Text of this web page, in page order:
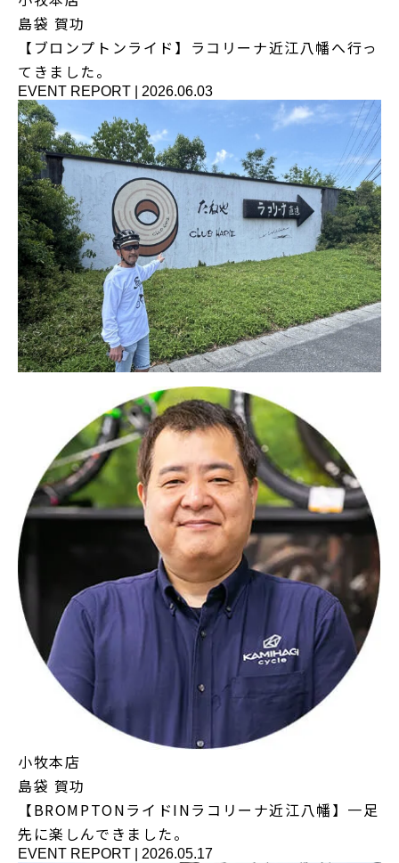
島袋 賀功
【ブロンプトンライド】ラコリーナ近江八幡へ行っ
てきました。
EVENT REPORT 2026.06.03
小牧本店
島袋 賀功
【BROMPTONライドINラコリーナ近江八幡】一足
先に楽しんできました。
EVENT REPORT 2026.05.17